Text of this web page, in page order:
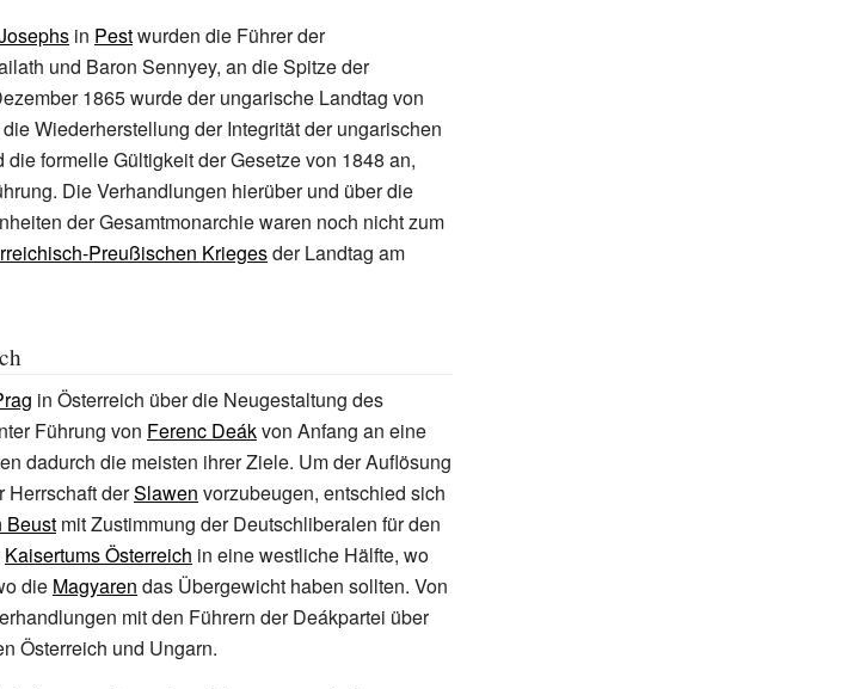
in Pestwurden die Führer der
und Baron Sennyey, an die Spitze der
1865 wurde der ungarische Landtag von
Wiederherstellung der Integrität der ungarischen
formelle Gültigkeit der Gesetze von 1848 an,
Die Verhandlungen hierüber und über die
der Gesamtmonarchie waren noch nicht zum
Preußischen Kriegesder Landtag am
in Österreich über die Neugestaltung des
Führung von Ferenc Deákvon Anfang an eine
dadurch die meisten ihrer Ziele. Um der Auflösung
Herrschaft derSlawen vorzubeugen, entschied sich
Beust mit Zustimmung der Deutschliberalen für den
Kaisertums Österreich in eine westliche Hälfte, wo
die Magyaren das Übergewicht haben sollten. Von
mit den Führern der Deákpartei über
Österreich und Ungarn.